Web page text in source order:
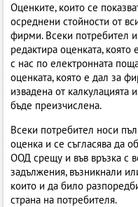
Оценките, които се
осреднени стойности от
фирми. Всеки потребител
редактира оценката, която
с нас по електронната
оценката, която е дал за
извадена от
бъде преизчислена.
Всеки потребител носи
оценка и се съгласява да
ООД срещу и във връзка с
задължения, възникнали
които и да било
страна на потребителя.